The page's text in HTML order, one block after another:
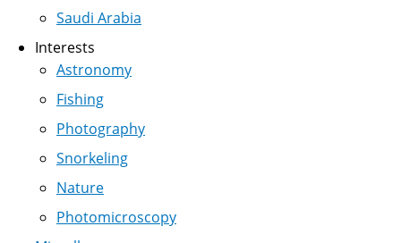
Saudi Arabia
Interests
Astronomy
Fishing
Photography
Snorkeling
Nature
Photomicroscopy